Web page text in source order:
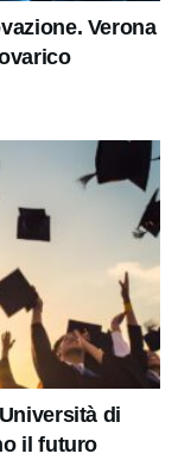
Verona
di
il futuro